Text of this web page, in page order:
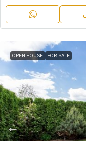
FOR SALE
OPEN HOUSE